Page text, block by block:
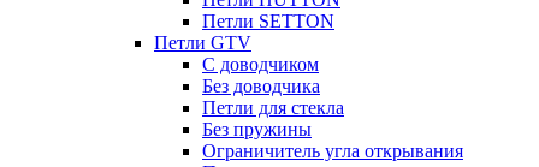
Петли SETTON
Петли GTV
С доводчиком
Без доводчика
Петли для стекла
Без пружины
Ограничитель угла открывания